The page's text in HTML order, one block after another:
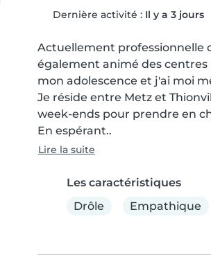
Dernière activité : Il y a 3 jours
Actuellement professionnelle
également animé des centres
mon adolescence et j'ai moi
Je réside entre Metz et
week-ends pour prendre en
En espérant..
Lire la suite
Les caractéristiques
Drôle
Empathique